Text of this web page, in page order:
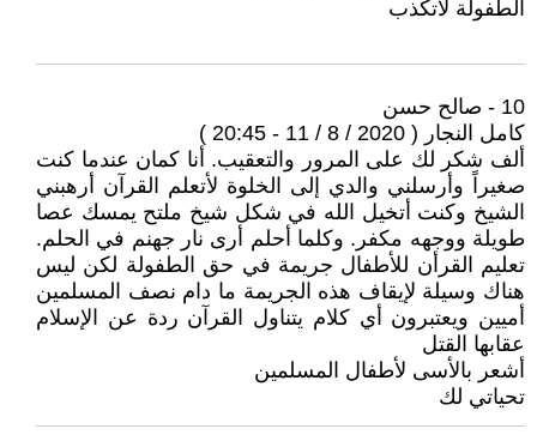
الطفولة لاتكذب
10 - صالح حسن
كامل النجار ( 2020 / 8 / 11 - 20:45 )
ألف شكر لك على المرور والتعقيب. أنا كمان عندما كنت
صغيراً وأرسلني والدي إلى الخلوة لأتعلم القرآن أرهبني
الشيخ وكنت أتخيل الله في شكل شيخ ملتح يمسك عصا
طويلة ووجهه مكفر. وكلما أحلم أرى نار جهنم في الحلم.
تعليم القرأن للأطفال جريمة في حق الطفولة لكن ليس
هناك وسيلة لإيقاف هذه الجريمة ما دام نصف المسلمين
أميين ويعتبرون أي كلام يتناول القرآن ردة عن الإسلام
عقابها القتل
أشعر بالأسى لأطفال المسلمين
تحياتي لك